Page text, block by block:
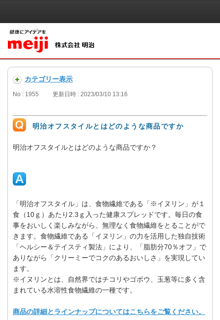
カテゴリー表示
No : 1955 更新日時 : 2023/03/10 13:16
明治オフスタイルとはどのような商品ですか
明治オフスタイルとはどのような商品ですか？
「明治オフスタイル」は、食物繊維である「※イヌリン」が１
食（10ｇ）あたり2.3ｇ入った健康スプレッドです。毎日の食
事をおいしく楽しみながら、無理なく食物繊維をとることがで
きます。食物繊維である「イヌリン」の力を活用した独自技術
「ヘルシー＆テイスティ製法」により、「脂肪分70％オフ」で
ありながら「クリーミーでコクのあるおいしさ」を実現してい
ます。
※イヌリンとは、自然界ではチコリやゴボウ、玉葱等に多く含
まれている水溶性食物繊維の一種です。
商品の詳細とラインナップについてはこちらをご覧ください。